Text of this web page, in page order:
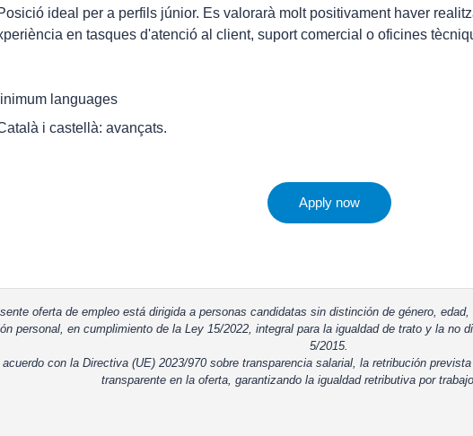
ideal per a perfils júnior. Es valorarà molt positivament haver
en tasques d'atenció al client, suport comercial o oficines
languages
i castellà: avançats.
Apply now
oferta de empleo está dirigida a personas candidatas sin distinción de género,
personal, en cumplimiento de la Ley 15/2022, integral para la igualdad de trato y la no
5/2015.
acuerdo con la Directiva (UE) 2023/970 sobre transparencia salarial, la retribución
transparente en la oferta, garantizando la igualdad retributiva por